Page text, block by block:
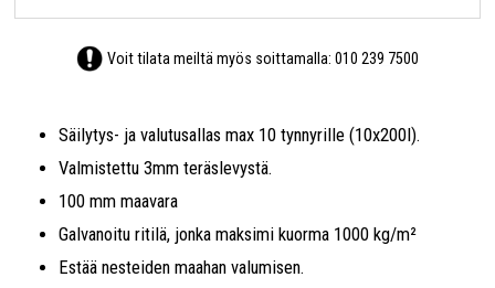
Voit tilata meiltä myös soittamalla:010 239 7500
Säilytys- ja valutusallas max 10 tynnyrille (10x200l).
Valmistettu 3mm teräslevystä.
100 mm maavara
Galvanoitu ritilä, jonka maksimi kuorma 1000 kg/m²
Estää nesteiden maahan valumisen.